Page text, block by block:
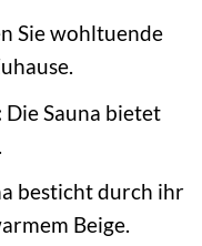
Sie wohltuende
Die Sauna bietet
besticht durch ihr
Beige.